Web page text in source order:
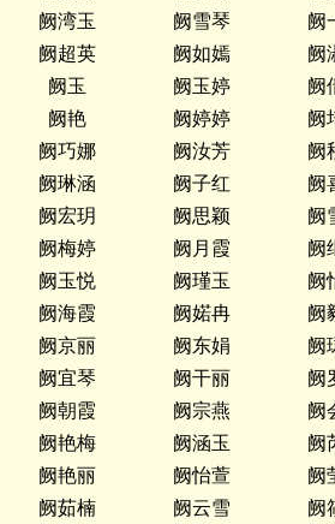
阙湾玉
阙雪琴 阙
阙超英
阙如嫣 阙
阙玉
阙玉婷 阙
阙艳
阙婷婷 阙
阙巧娜
阙汝芳 阙
阙琳涵
阙子红 阙
阙宏玥
阙思颖 阙
阙梅婷
阙月霞 阙
阙玉悦
阙瑾玉 阙
阙海霞
阙婼冉 阙
阙京丽
阙东娟 阙
阙宜琴
阙干丽 阙
阙朝霞
阙宗燕 阙
阙艳梅
阙涵玉 阙
阙艳丽
阙怡萱 阙
阙茹楠
阙云雪 阙